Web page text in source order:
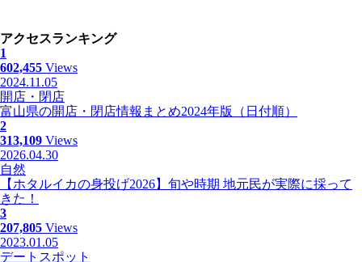
アクセスランキング
1
602,455 Views
2024.11.05
開店・閉店
富山県の開店・閉店情報まとめ2024年版（日付順）
2
313,109 Views
2026.04.30
自然
【ホタルイカの身投げ2026】旬や時期 地元民が実際に採って
きた！
3
207,805 Views
2023.01.05
デートスポット